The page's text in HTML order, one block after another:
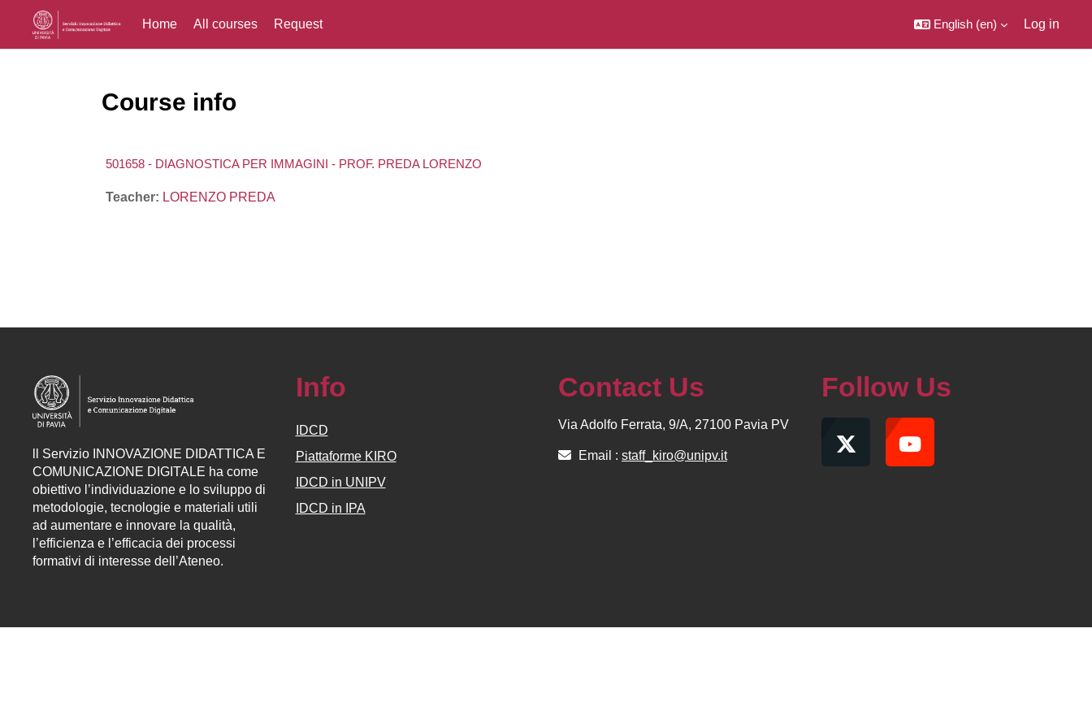
Home All courses Request English ‎(en)‎ Log in
Course info
501658 - DIAGNOSTICA PER IMMAGINI - PROF. PREDA LORENZO
Teacher: LORENZO PREDA
Servizio INNOVAZIONE DIDATTICA E
COMUNICAZIONE DIGITALE ha come
obiettivo l’individuazione e lo sviluppo di
metodologie, tecnologie e materiali utili
ad aumentare e innovare la qualità,
l’efficienza e l’efficacia dei processi
formativi di interesse dell’Ateneo.
Info
IDCD
Piattaforme KIRO
IDCD in UNIPV
IDCD in IPA
Contact Us
Via Adolfo Ferrata, 9/A, 27100 Pavia PV
Email : staff_kiro@unipv.it
Follow Us